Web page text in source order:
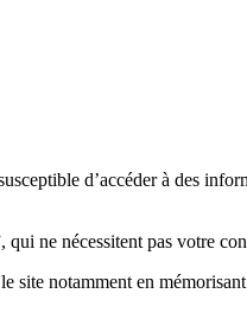
d’accéder à des
ne nécessitent pas votre
notamment en